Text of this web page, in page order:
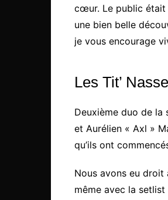
cœur. Le public était
une bien belle
je vous encourage
Les Tit’
Deuxième duo de la
et Aurélien « Axl »
qu’ils ont
Nous avons eu droit
même avec la setlist